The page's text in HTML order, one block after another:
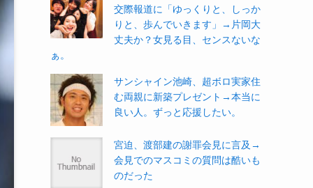
交際報道に「ゆっくりと、しっか
りと、歩んでいきます」→片岡大
丈夫か？女見る目、センスないな
ぁ。
サンシャイン池崎、超ボロ実家住
む両親に新築プレゼント→本当に
良い人。ずっと応援したい。
宮迫、渡部建の謝罪会見に言及→
会見でのマスコミの質問は酷いも
のだった